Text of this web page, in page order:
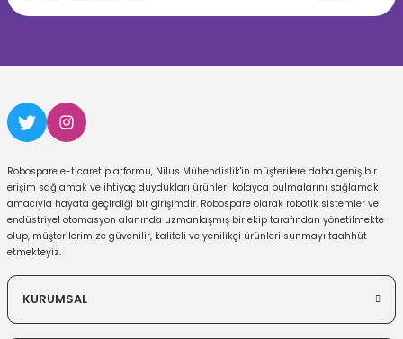
Robospare e-ticaret platformu, Nilus Mühendislik'in müşterilere daha geniş bir
erişim sağlamak ve ihtiyaç duydukları ürünleri kolayca bulmalarını sağlamak
amacıyla hayata geçirdiği bir girişimdir. Robospare olarak robotik sistemler ve
endüstriyel otomasyon alanında uzmanlaşmış bir ekip tarafından yönetilmekte
olup, müşterilerimize güvenilir, kaliteli ve yenilikçi ürünleri sunmayı taahhüt
etmekteyiz.
KURUMSAL